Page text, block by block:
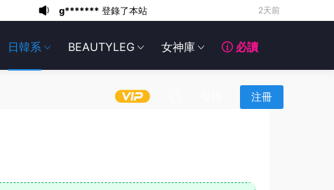
日韓系 BEAUTYLEG 女神庫 必讀
注冊
g******* 登錄了本站 3天前
6******* 3天前
6******* 3天前
3天前